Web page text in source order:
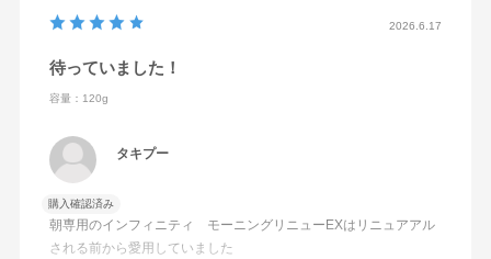
2026.6.17
待っていました！
容量：120g
タキプー
購入確認済み
朝専用のインフィニティ モーニングリニューEXはリニュアアル
される前から愛用していました